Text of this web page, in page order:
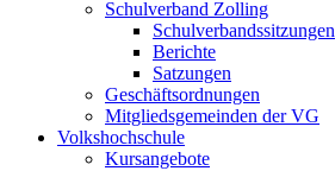
Schulverband Zolling
Schulverbandssitzungen
Berichte
Satzungen
Geschäftsordnungen
Mitgliedsgemeinden der VG
Volkshochschule
Kursangebote